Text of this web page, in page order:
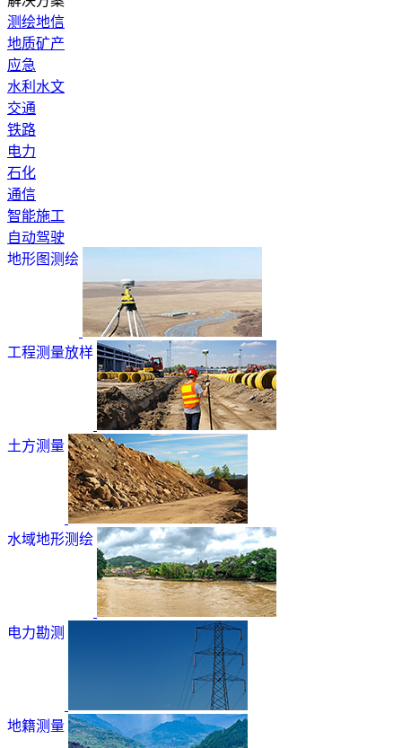
测绘地信
地质矿产
应急
水利水文
交通
铁路
电力
石化
通信
智能施工
自动驾驶
地形图测绘
工程测量放样
土方测量
水域地形测绘
电力勘测
地籍测量